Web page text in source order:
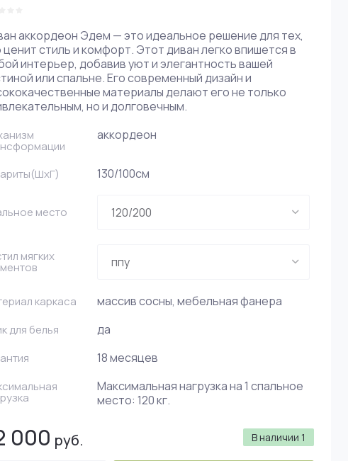
аккордеон Эдем — это идеальное решение для тех,
ценит стиль и комфорт. Этот диван легко впишется в
интерьер, добавив уют и элегантность вашей
или спальне. Его современный дизайн и
материалы делают его не только
но и долговечным.
аккордеон
130/100см
место
мягких
каркаса массив сосны, мебельная фанера
для белья да
18 месяцев
Максимальная нагрузка на 1 спальное
место: 120 кг.
В наличии 1
000 руб.